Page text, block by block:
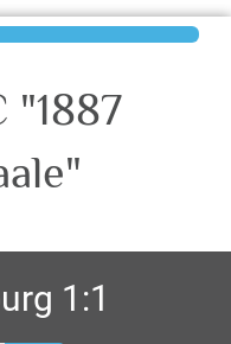
"1887
1:1